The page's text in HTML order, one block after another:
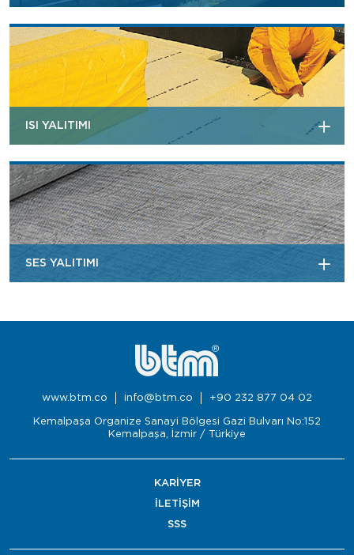
ISI YALITIMI
SES YALITIMI
www.btm.co info@btm.co +90 232 877 04 02
Kemalpaşa Organize Sanayi Bölgesi Gazi Bulvarı No:152
Kemalpaşa, İzmir / Türkiye
KARİYER
İLETİŞİM
SSS